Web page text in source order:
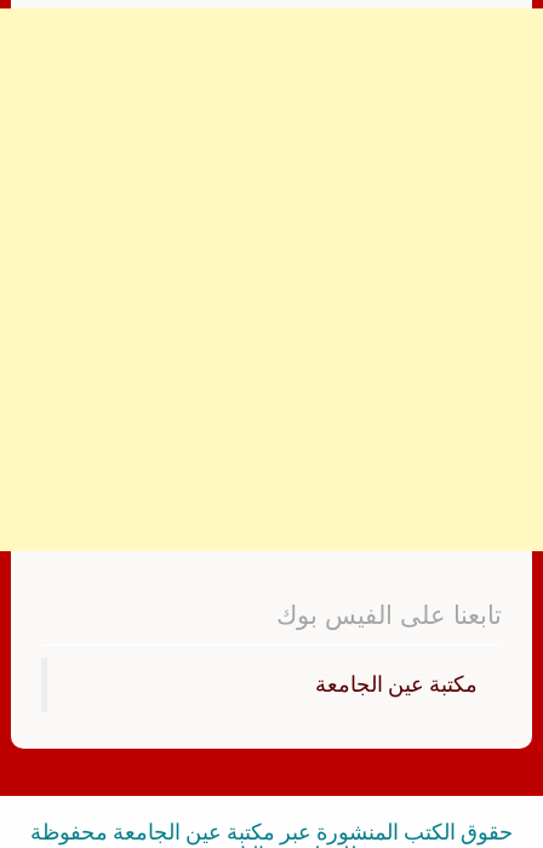
تابعنا على الفيس بوك
‏مكتبة عين الجامعة‏
حقوق الكتب المنشورة عبر مكتبة عين الجامعة محفوظة